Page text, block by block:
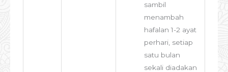
sambil
menambah
hafalan 1-2 ayat
perhari, setiap
satu bulan
sekali diadakan